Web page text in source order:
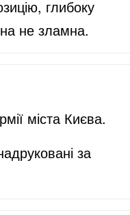
глибоку
не зламна.
міста Києва.
за